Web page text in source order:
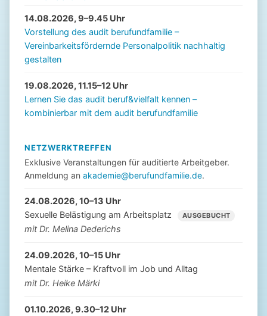
14.08.2026, 9–9.45 Uhr
Vorstellung des audit berufundfamilie –
Vereinbarkeitsfördernde Personalpolitik nachhaltig
gestalten
19.08.2026, 11.15–12 Uhr
Lernen Sie das audit beruf&vielfalt kennen –
kombinierbar mit dem audit berufundfamilie
NETZWERKTREFFEN
Exklusive Veranstaltungen für auditierte Arbeitgeber.
Anmeldung an akademie@berufundfamilie.de.
24.08.2026, 10–13 Uhr
Sexuelle Belästigung am Arbeitsplatz
AUSGEBUCHT
mit Dr. Melina Dederichs
24.09.2026, 10–15 Uhr
Mentale Stärke – Kraftvoll im Job und Alltag
mit Dr. Heike Märki
01.10.2026, 9.30–12 Uhr